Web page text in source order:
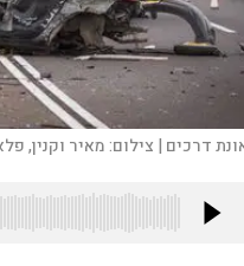
דרכים | צילום:מאיר וקנין,